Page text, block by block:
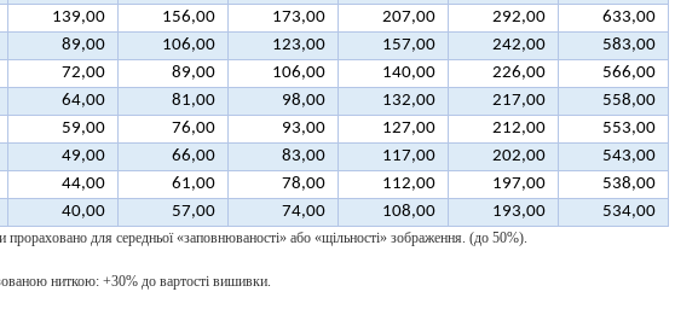
139,00 156,00 173,00 207,00 292,00
633,00
89,00 106,00 123,00 157,00 242,00
583,00
72,00 89,00 106,00 140,00 226,00
566,00
64,00 81,00 98,00 132,00 217,00
558,00
59,00 76,00 93,00 127,00 212,00
553,00
49,00 66,00 83,00 117,00 202,00
543,00
44,00 61,00 78,00 112,00 197,00
538,00
40,00 57,00 74,00 108,00 193,00 534,00
прораховано для середньої «заповнюваності» або «щільності» зображення. (до 50%).
ниткою: +30% до вартості вишивки.